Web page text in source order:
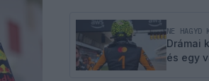
NE HAGYD
Drámai
és egy